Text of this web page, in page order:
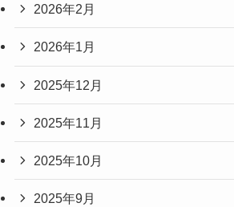
2026年2月
2026年1月
2025年12月
2025年11月
2025年10月
2025年9月